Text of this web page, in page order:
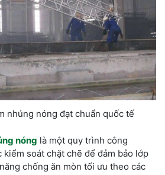
nhúng nóng đạt chuẩn quốc tế
nóng là một quy trình công
soát chặt chẽ để đảm bảo lớp
chống ăn mòn tối ưu theo các